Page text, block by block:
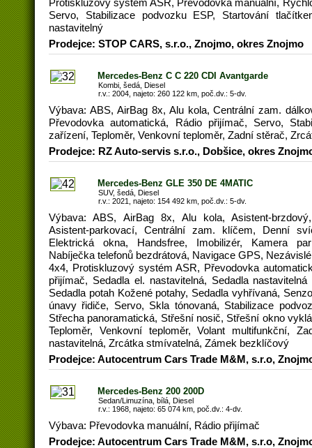
Protiskluzový systém ASR, Převodovka manuální,
Servo, Stabilizace podvozku ESP, Startování
nastavitelný
Prodejce: STOP CARS, s.r.o., Znojmo, okres Znojmo
Mercedes-Benz C C 220 CDI Avantgarde
Kombi, šedá, Diesel
r.v.: 2004, najeto: 260 122 km, poč.dv.: 5-dv.
Výbava: ABS, AirBag 8x, Alu kola, Centrální zam.
Převodovka automatická, Rádio přijímač, Servo,
zařízení, Teploměr, Venkovní teploměr, Zadní stěrač,
Prodejce: RZ Auto-servis s.r.o., Dobšice, okres
Mercedes-Benz GLE 350 DE 4MATIC
SUV, šedá, Diesel
r.v.: 2021, najeto: 154 492 km, poč.dv.: 5-dv.
Výbava: ABS, AirBag 8x, Alu kola, Asistent-
Asistent-parkovací, Centrální zam. klíčem, Denní
Elektrická okna, Handsfree, Imobilizér, Kamera
Nabíječka telefonů bezdrátová, Navigace GPS,
4x4, Protiskluzový systém ASR, Převodovka
přijímač, Sedadla el. nastavitelná, Sedadla
Sedadla potah Kožené potahy, Sedadla vyhřívaná,
únavy řidiče, Servo, Skla tónovaná, Stabilizace
Střecha panoramatická, Střešní nosič, Střešní okno
Teploměr, Venkovní teploměr, Volant multifunkční,
nastavitelná, Zrcátka stmívatelná, Zámek bezklíčový
Prodejce: Autocentrum Cars Trade M&M, s.r.o,
Mercedes-Benz 200 200D
Sedan/Limuzína, bílá, Diesel
r.v.: 1968, najeto: 65 074 km, poč.dv.: 4-dv.
Výbava: Převodovka manuální, Rádio přijímač
Prodejce: Autocentrum Cars Trade M&M, s.r.o,